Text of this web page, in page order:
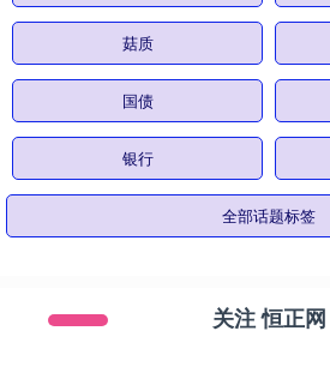
菇质
国债
银行
全部话题标签
关注 恒正网